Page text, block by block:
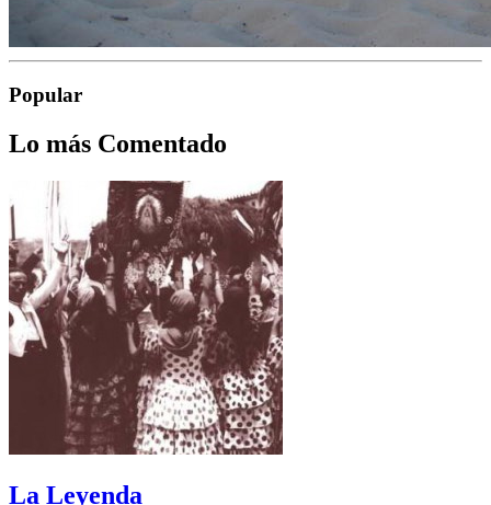
Popular
Lo más Comentado
La Leyenda